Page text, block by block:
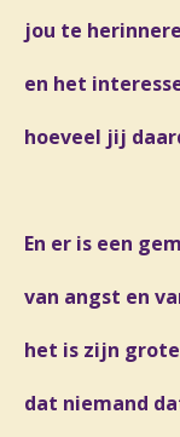
jou te
en het
hoeveel jij
En er is een
van angst en
het is zijn
dat niemand